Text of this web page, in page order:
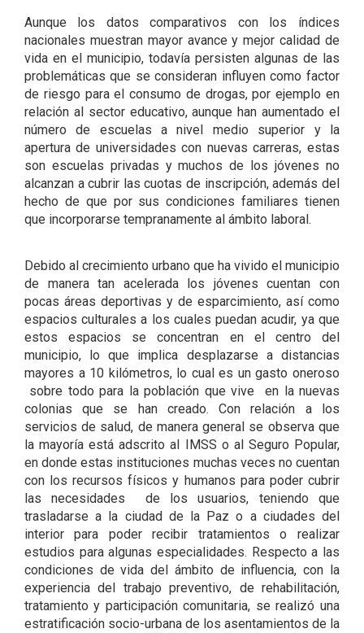
Aunque los datos comparativos con los índices
nacionales muestran mayor avance y mejor calidad de
vida en el municipio, todavía persisten algunas de las
problemáticas que se consideran influyen como factor
de riesgo para el consumo de drogas, por ejemplo en
relación al sector educativo, aunque han aumentado el
número de escuelas a nivel medio superior y la
apertura de universidades con nuevas carreras, estas
son escuelas privadas y muchos de los jóvenes no
alcanzan a cubrir las cuotas de inscripción, además del
hecho de que por sus condiciones familiares tienen
que incorporarse tempranamente al ámbito laboral.
Debido al crecimiento urbano que ha vivido el municipio
de manera tan acelerada los jóvenes cuentan con
pocas áreas deportivas y de esparcimiento, así como
espacios culturales a los cuales puedan acudir, ya que
estos espacios se concentran en el centro del
municipio, lo que implica desplazarse a distancias
mayores a 10 kilómetros, lo cual es un gasto oneroso
sobre todo para la población que vive en la nuevas
colonias que se han creado. Con relación a los
servicios de salud, de manera general se observa que
la mayoría está adscrito al IMSS o al Seguro Popular,
en donde estas instituciones muchas veces no cuentan
con los recursos físicos y humanos para poder cubrir
las necesidades de los usuarios, teniendo que
trasladarse a la ciudad de la Paz o a ciudades del
interior para poder recibir tratamientos o realizar
estudios para algunas especialidades. Respecto a las
condiciones de vida del ámbito de influencia, con la
experiencia del trabajo preventivo, de rehabilitación,
tratamiento y participación comunitaria, se realizó una
estratificación socio-urbana de los asentamientos de la